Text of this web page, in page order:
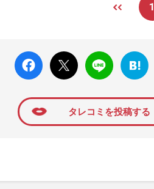
1
faceboo
k いい
ね
X ポス
ト
LINE
はてな
ブック
マーク
タレコミを投稿する